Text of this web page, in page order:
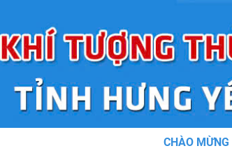
CHÀO MỪNG